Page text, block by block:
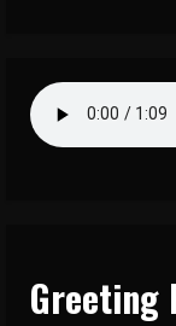
Greeting